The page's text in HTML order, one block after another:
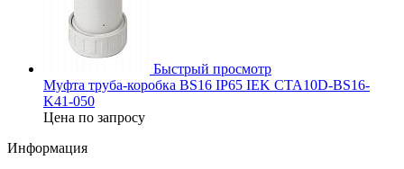
Быстрый просмотр
Муфта труба-коробка BS16 IP65 IEK CTA10D-BS16-
K41-050
Цена по запросу
Информация